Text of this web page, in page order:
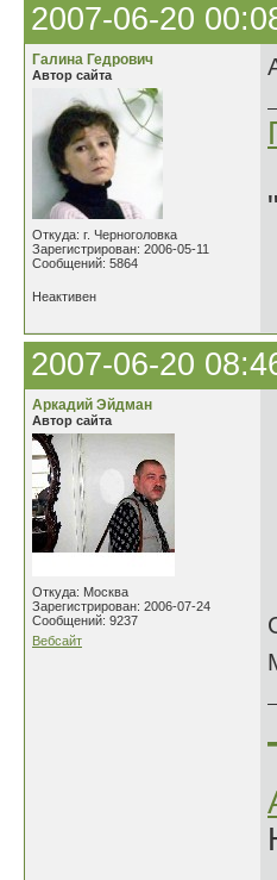
2007-06-20
Галина Гедрович
Автор сайта
Откуда: г. Черноголовка
Зарегистрирован: 2006-05-11
Сообщений: 5864
Неактивен
2007-06-20
Аркадий Эйдман
Автор сайта
Откуда: Москва
Зарегистрирован: 2006-07-24
Сообщений: 9237
Вебсайт